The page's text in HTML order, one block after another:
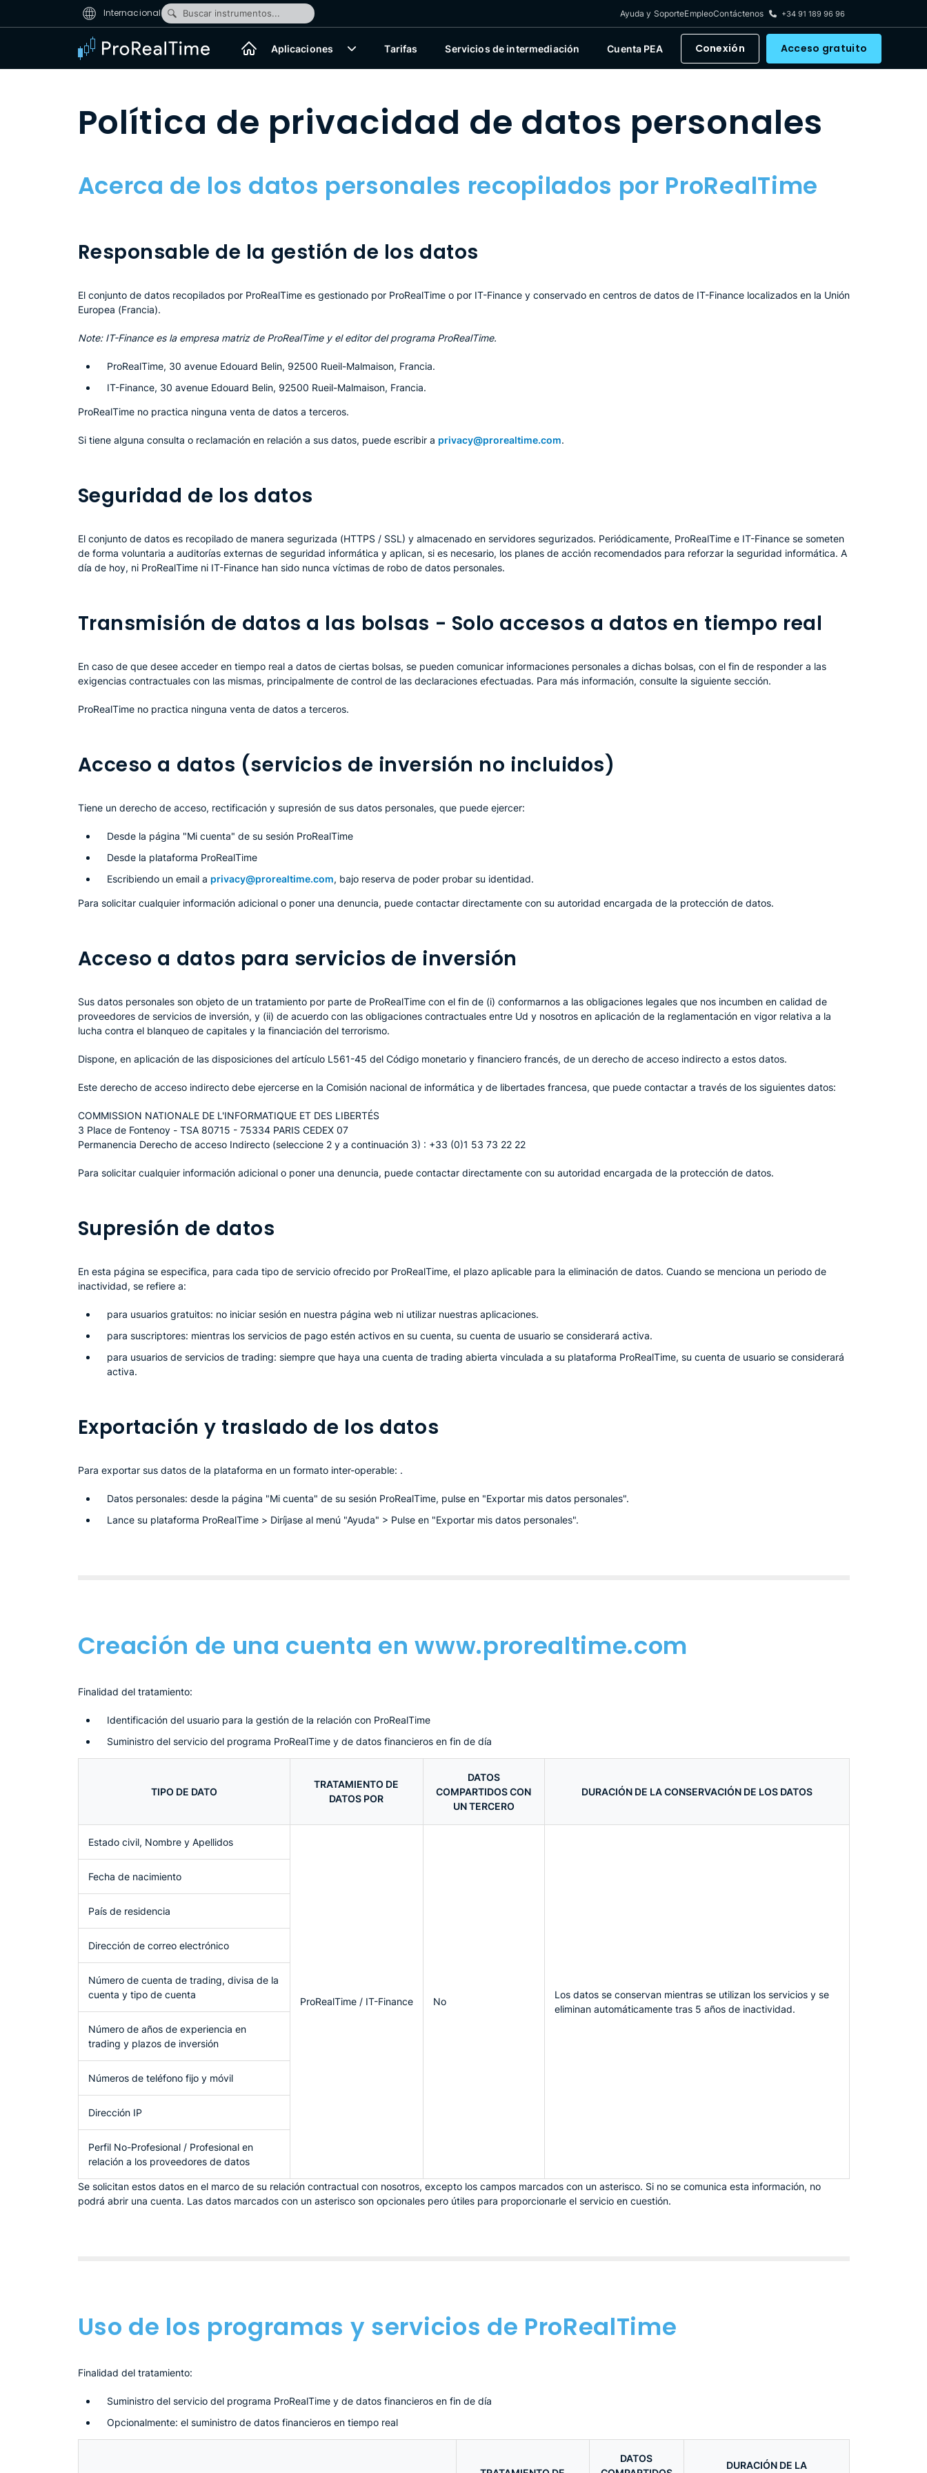
Internacional Buscar instrumentos... Ayuda y SoporteEmpleoContáctenos +34 91 189 96 96
Aplicaciones Tarifas Servicios de intermediación Cuenta PEA Conexión Acceso gratuito
Política de privacidad de datos personales
Acerca de los datos personales recopilados por ProRealTime
Responsable de la gestión de los datos
El conjunto de datos recopilados por ProRealTime es gestionado por ProRealTime o por IT-Finance y conservado en centros de datos de IT-Finance localizados en la Unión
Europea (Francia).
Note: IT-Finance es la empresa matriz de ProRealTime y el editor del programa ProRealTime.
ProRealTime, 30 avenue Edouard Belin, 92500 Rueil-Malmaison, Francia.
IT-Finance, 30 avenue Edouard Belin, 92500 Rueil-Malmaison, Francia.
ProRealTime no practica ninguna venta de datos a terceros.
Si tiene alguna consulta o reclamación en relación a sus datos, puede escribir a privacy@prorealtime.com.
Seguridad de los datos
El conjunto de datos es recopilado de manera segurizada (HTTPS / SSL) y almacenado en servidores segurizados. Periódicamente, ProRealTime e IT-Finance se someten
de forma voluntaria a auditorías externas de seguridad informática y aplican, si es necesario, los planes de acción recomendados para reforzar la seguridad informática. A
día de hoy, ni ProRealTime ni IT-Finance han sido nunca víctimas de robo de datos personales.
Transmisión de datos a las bolsas - Solo accesos a datos en tiempo real
En caso de que desee acceder en tiempo real a datos de ciertas bolsas, se pueden comunicar informaciones personales a dichas bolsas, con el fin de responder a las
exigencias contractuales con las mismas, principalmente de control de las declaraciones efectuadas. Para más información, consulte la siguiente sección.
ProRealTime no practica ninguna venta de datos a terceros.
Acceso a datos (servicios de inversión no incluidos)
Tiene un derecho de acceso, rectificación y supresión de sus datos personales, que puede ejercer:
Desde la página "Mi cuenta" de su sesión ProRealTime
Desde la plataforma ProRealTime
Escribiendo un email a privacy@prorealtime.com, bajo reserva de poder probar su identidad.
Para solicitar cualquier información adicional o poner una denuncia, puede contactar directamente con su autoridad encargada de la protección de datos.
Acceso a datos para servicios de inversión
Sus datos personales son objeto de un tratamiento por parte de ProRealTime con el fin de (i) conformarnos a las obligaciones legales que nos incumben en calidad de
proveedores de servicios de inversión, y (ii) de acuerdo con las obligaciones contractuales entre Ud y nosotros en aplicación de la reglamentación en vigor relativa a la
lucha contra el blanqueo de capitales y la financiación del terrorismo.
Dispone, en aplicación de las disposiciones del artículo L561-45 del Código monetario y financiero francés, de un derecho de acceso indirecto a estos datos.
Este derecho de acceso indirecto debe ejercerse en la Comisión nacional de informática y de libertades francesa, que puede contactar a través de los siguientes datos:
COMMISSION NATIONALE DE L'INFORMATIQUE ET DES LIBERTÉS
3 Place de Fontenoy - TSA 80715 - 75334 PARIS CEDEX 07
Permanencia Derecho de acceso Indirecto (seleccione 2 y a continuación 3) : +33 (0)1 53 73 22 22
Para solicitar cualquier información adicional o poner una denuncia, puede contactar directamente con su autoridad encargada de la protección de datos.
Supresión de datos
En esta página se especifica, para cada tipo de servicio ofrecido por ProRealTime, el plazo aplicable para la eliminación de datos. Cuando se menciona un periodo de
inactividad, se refiere a:
para usuarios gratuitos: no iniciar sesión en nuestra página web ni utilizar nuestras aplicaciones.
para suscriptores: mientras los servicios de pago estén activos en su cuenta, su cuenta de usuario se considerará activa.
para usuarios de servicios de trading: siempre que haya una cuenta de trading abierta vinculada a su plataforma ProRealTime, su cuenta de usuario se considerará
activa.
Exportación y traslado de los datos
Para exportar sus datos de la plataforma en un formato inter-operable: .
Datos personales: desde la página "Mi cuenta" de su sesión ProRealTime, pulse en "Exportar mis datos personales".
Lance su plataforma ProRealTime > Diríjase al menú "Ayuda" > Pulse en "Exportar mis datos personales".
Creación de una cuenta en www.prorealtime.com
Finalidad del tratamiento:
Identificación del usuario para la gestión de la relación con ProRealTime
Suministro del servicio del programa ProRealTime y de datos financieros en fin de día
TIPO DE DATO
TRATAMIENTO DE
DATOS POR
DATOS
COMPARTIDOS CON
UN TERCERO
DURACIÓN DE LA CONSERVACIÓN DE LOS DATOS
Estado civil, Nombre y Apellidos
ProRealTime / IT-Finance No
Los datos se conservan mientras se utilizan los servicios y se
eliminan automáticamente tras 5 años de inactividad.
Fecha de nacimiento
País de residencia
Dirección de correo electrónico
Número de cuenta de trading, divisa de la
cuenta y tipo de cuenta
Número de años de experiencia en
trading y plazos de inversión
Números de teléfono fijo y móvil
Dirección IP
Perfil No-Profesional / Profesional en
relación a los proveedores de datos
Se solicitan estos datos en el marco de su relación contractual con nosotros, excepto los campos marcados con un asterisco. Si no se comunica esta información, no
podrá abrir una cuenta. Las datos marcados con un asterisco son opcionales pero útiles para proporcionarle el servicio en cuestión.
Uso de los programas y servicios de ProRealTime
Finalidad del tratamiento:
Suministro del servicio del programa ProRealTime y de datos financieros en fin de día
Opcionalmente: el suministro de datos financieros en tiempo real
DATOS
DURACIÓN DE LA